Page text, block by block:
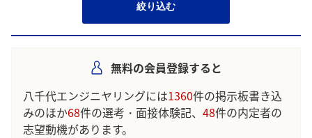
絞り込む
無料の会員登録すると
八千代エンジニヤリングには1360件の掲示板書き込
みのほか68件の選考・面接体験記、 48件の内定者の
志望動機があります。